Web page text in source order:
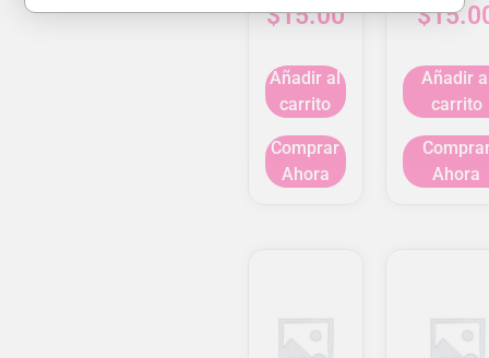
$15.00
Añadir al
carrito
Comprar
Ahora
$
Añadir
carrito
Ahora